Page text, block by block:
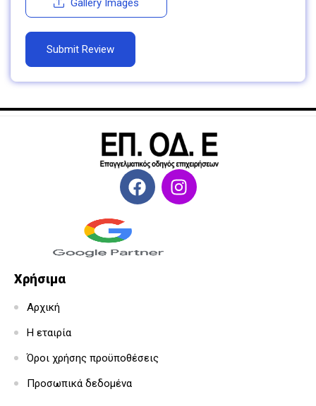
Gallery Images
Χρήσιμα
Αρχική
Η εταιρία
Όροι χρήσης προϋποθέσεις
Προσωπικά δεδομένα